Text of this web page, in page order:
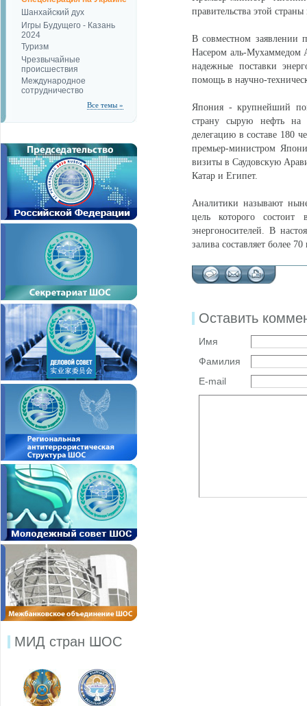
Шанхайский дух
Игры Будущего - Казань
2024
Туризм
Чрезвычайные
происшествия
Международное
сотрудничество
Все темы »
МИД стран ШОС
правительства этой
В совместном заявлении
Насером аль-Мухаммедом
надежные поставки
помощь в научно-
Япония - крупнейший
страну сырую нефть на
делегацию в составе 180
премьер-министром
визиты в Саудовскую
Катар и Египет.
Аналитики называют
цель которого
энергоносителей. В
залива составляет более
Оставить
Имя
Фамилия
E-mail